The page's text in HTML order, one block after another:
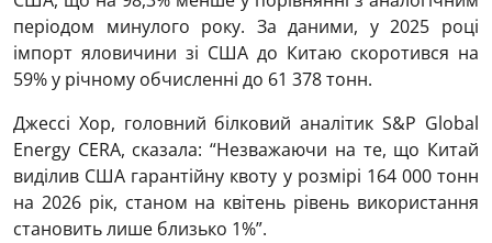
періодом минулого року. За даними, у 2025 році
імпорт яловичини зі США до Китаю скоротився на
59% у річному обчисленні до 61 378 тонн.
Джессі Хор, головний білковий аналітик S&P Global
Energy CERA, сказала: “Незважаючи на те, що Китай
виділив США гарантійну квоту у розмірі 164 000 тонн
на 2026 рік, станом на квітень рівень використання
становить лише близько 1%”.